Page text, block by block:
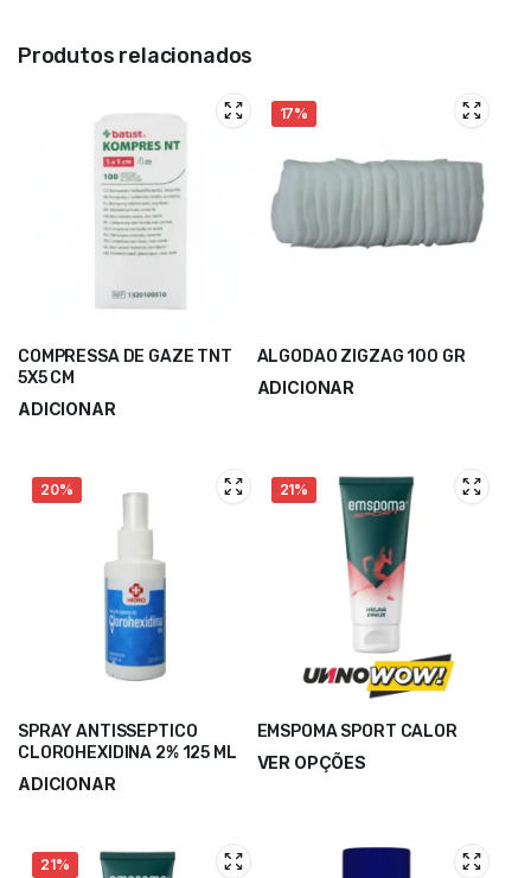
Produtos relacionados
COMPRESSA DE GAZE TNT
5X5 CM
ADICIONAR
17%
ALGODAO ZIGZAG 100 GR
ADICIONAR
20%
SPRAY ANTISSEPTICO
CLOROHEXIDINA 2% 125 ML
ADICIONAR
21%
EMSPOMA SPORT CALOR
VER OPÇÕES
21%